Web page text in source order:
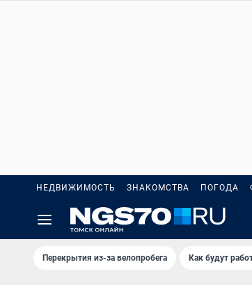
НЕДВИЖИМОСТЬ ЗНАКОМСТВА ПОГОДА
Перекрытия из-за велопробега Как будут